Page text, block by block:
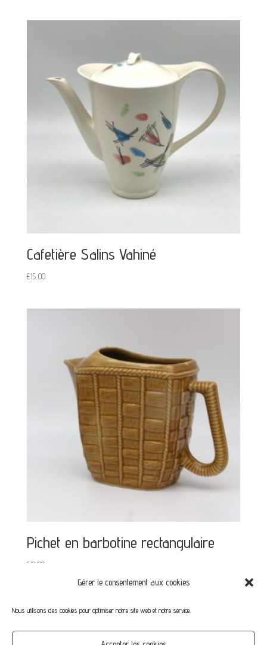
Gérer le consentement aux cookies
Nous utilisons des cookies pour optimiser notre site web et notre service.
Cafetière Salins Vahiné
€15,00
Pichet en barbotine rectangulaire
€12,00
Mot de passe perdu